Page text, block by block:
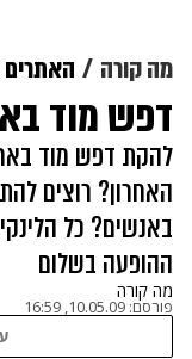
מה קורה
דפש מוד
להקת דפש מוד
האחרון? רוצים
באנשים? כל
ההופעה בשלום
מה קורה
פורסם: 10.05.09, 16:59